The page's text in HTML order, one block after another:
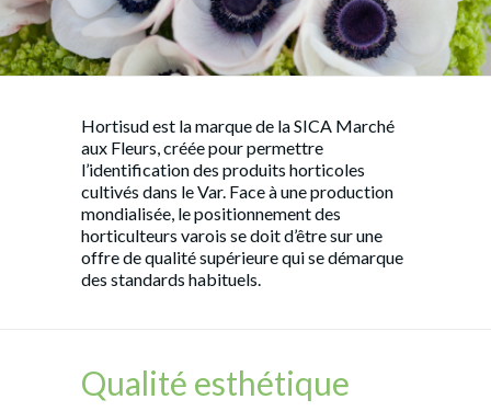
Hortisud est la marque de la SICA Marché
aux Fleurs, créée pour permettre
l’identification des produits horticoles
cultivés dans le Var. Face à une production
mondialisée, le positionnement des
horticulteurs varois se doit d’être sur une
offre de qualité supérieure qui se démarque
des standards habituels.
Qualité esthétique